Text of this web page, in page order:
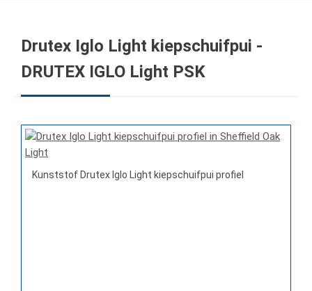
Drutex Iglo Light kiepschuifpui -
DRUTEX IGLO Light PSK
Kunststof Drutex Iglo Light kiepschuifpui profiel